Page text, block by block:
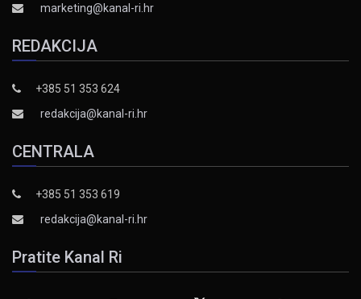
marketing@kanal-ri.hr
REDAKCIJA
+385 51 353 624
redakcija@kanal-ri.hr
CENTRALA
+385 51 353 619
redakcija@kanal-ri.hr
Pratite Kanal Ri